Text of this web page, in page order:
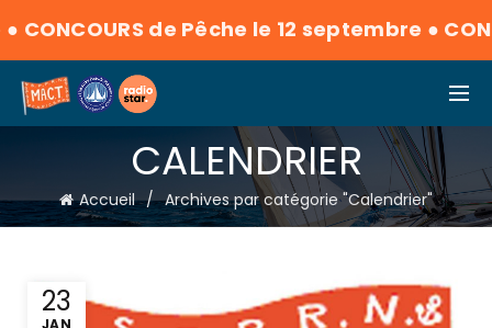
CONCOURS de Pêche le 12 septembre●
CALENDRIER
Accueil Archives par catégorie "Calendrier"
23
JAN